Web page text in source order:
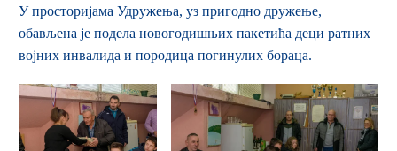
У просторијама Удружења, уз пригодно дружење,
обављена је подела новогодишњих пакетића деци ратних
војних инвалида и породица погинулих бораца.